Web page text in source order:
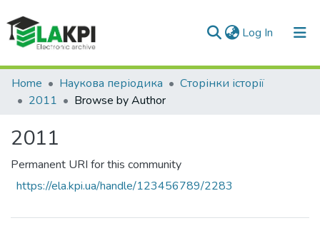
Log In (current)
Communities & Collections
All of DSpace
Home Наукова періодика
Сторінки історії
2011
Browse by Author
2011
Permanent URI for this community
https://ela.kpi.ua/handle/123456789/2283